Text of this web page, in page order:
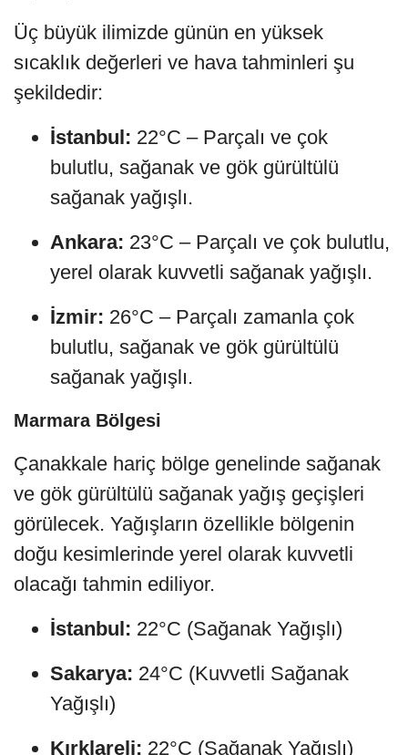
Üç büyük ilimizde günün en yüksek
sıcaklık değerleri ve hava tahminleri şu
şekildedir:
İstanbul: 22°C – Parçalı ve çok
bulutlu, sağanak ve gök gürültülü
sağanak yağışlı.
Ankara: 23°C – Parçalı ve çok bulutlu,
yerel olarak kuvvetli sağanak yağışlı.
İzmir: 26°C – Parçalı zamanla çok
bulutlu, sağanak ve gök gürültülü
sağanak yağışlı.
Marmara Bölgesi
Çanakkale hariç bölge genelinde sağanak
ve gök gürültülü sağanak yağış geçişleri
görülecek. Yağışların özellikle bölgenin
doğu kesimlerinde yerel olarak kuvvetli
olacağı tahmin ediliyor.
İstanbul: 22°C (Sağanak Yağışlı)
Sakarya: 24°C (Kuvvetli Sağanak
Yağışlı)
Kırklareli: 22°C (Sağanak Yağışlı)